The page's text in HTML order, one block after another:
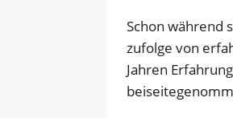
Schon während
zufolge von
Jahren